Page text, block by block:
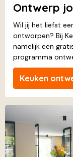
Ontwerp
Wil jij het liefst
ontworpen? Bij
namelijk een
programma
Keuken